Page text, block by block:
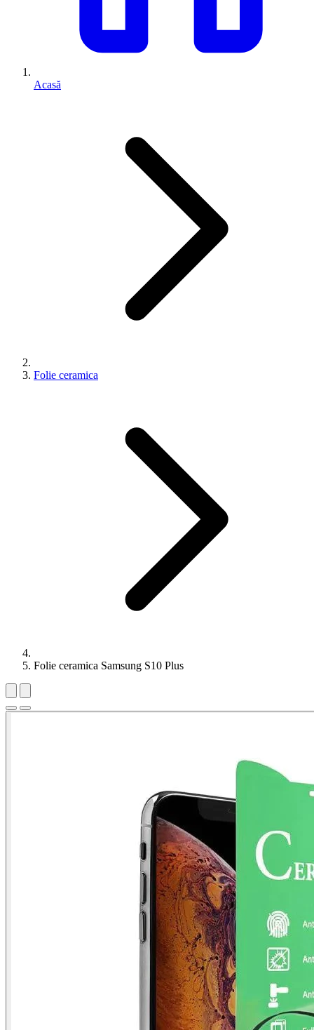
Acasă
Folie ceramica
Folie ceramica Samsung S10 Plus